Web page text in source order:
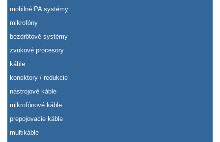
mobilné PA systémy
mikrofóny
bezdrôtové systémy
zvukové procesory
káble
konektory / redukcie
nástrojové káble
mikrofónové káble
prepojovacie káble
multikáble